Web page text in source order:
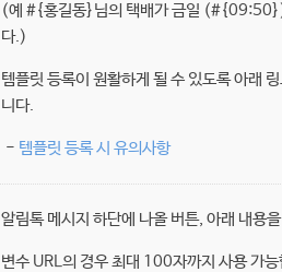
(예 #{홍길동}님의 택배가 금일
다.)
템플릿 등록이 원활하게 될 수 있도록 아래
니다.
- 템플릿 등록 시 유의사항
알림톡 메시지 하단에 나올 버튼, 아래 내용
변수 URL의 경우 최대 100자까지 사용 가